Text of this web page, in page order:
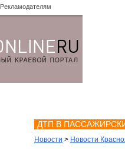
Рекламодателям
ДТП В
Новости > Новости